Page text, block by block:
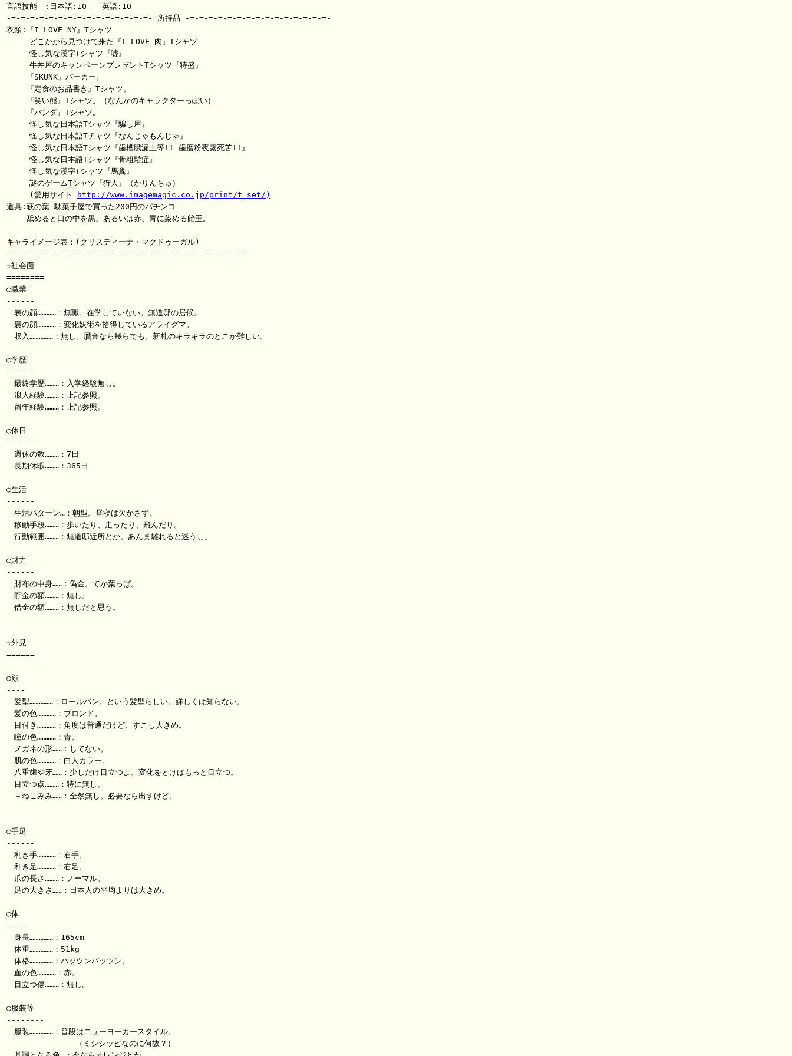
言語技能　:日本語:10　　英語:10
-=-=-=-=-=-=-=-=-=-=-=-=-=-=-=- 所持品 -=-=-=-=-=-=-=-=-=-=-=-=-=-=-=-
衣類:『I LOVE NY』Tシャツ
どこかから見つけて来た『I LOVE 肉』Tシャツ
怪し気な漢字Tシャツ『嘘』
牛丼屋のキャンペーンプレゼントTシャツ『特盛』
『SKUNK』パーカー。
『定食のお品書き』Tシャツ。
『笑い熊』Tシャツ。（なんかのキャラクターっぽい）
『パンダ』Tシャツ。
怪し気な日本語Tシャツ『騙し屋』
怪し気な日本語Tチャツ『なんじゃもんじゃ』
怪し気な日本語Tシャツ『歯槽膿漏上等!! 歯磨粉夜露死苦!!』
怪し気な日本語Tシャツ『骨粗鬆症』
怪し気な漢字Tシャツ『馬糞』
謎のゲームTシャツ『狩人』（かりんちゅ）
(愛用サイト
http://www.imagemagic.co.jp/print/t_set/)
道具:萩の葉 駄菓子屋で買った200円のパチンコ
舐めると口の中を黒、あるいは赤、青に染める飴玉。
キャライメージ表：(クリスティーナ・マクドゥーガル)
===================================================
☆社会面
========
○職業
------
表の顔…………：無職。在学していない。無道邸の居候。
裏の顔…………：変化妖術を拾得しているアライグマ。
収入……………：無し。贋金なら幾らでも。新札のキラキラのとこが難しい。
○学歴
------
最終学歴………：入学経験無し。
浪人経験………：上記参照。
留年経験………：上記参照。
○休日
------
週休の数………：7日
長期休暇………：365日
○生活
------
生活パターン…：朝型。昼寝は欠かさず。
移動手段………：歩いたり、走ったり、飛んだり。
行動範囲………：無道邸近所とか。あんま離れると迷うし。
○財力
------
財布の中身……：偽金。てか葉っぱ。
貯金の額………：無し。
借金の額………：無しだと思う。
☆外見
======
○顔
----
髪型……………：ロールパン。という髪型らしい。詳しくは知らない。
髪の色…………：ブロンド。
目付き…………：角度は普通だけど、すこし大きめ。
瞳の色…………：青。
メガネの形……：してない。
肌の色…………：白人カラー。
八重歯や牙……：少しだけ目立つよ。変化をとけばもっと目立つ。
目立つ点………：特に無し。
＋ねこみみ……：全然無し。必要なら出すけど。
○手足
------
利き手…………：右手。
利き足…………：右足。
爪の長さ………：ノーマル。
足の大きさ……：日本人の平均よりは大きめ。
○体
----
身長……………：165cm
体重……………：51kg
体格……………：パッツンパッツン。
血の色…………：赤。
目立つ傷………：無し。
○服装等
--------
服装……………：普段はニューヨーカースタイル。
（ミシシッピなのに何故？）